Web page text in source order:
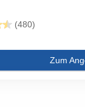
(480)
Zum